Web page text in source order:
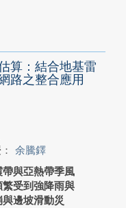
算：結合地基雷
路之整合應用
余騰鐸
與亞熱帶季風
受到強降雨與
邊坡滑動災